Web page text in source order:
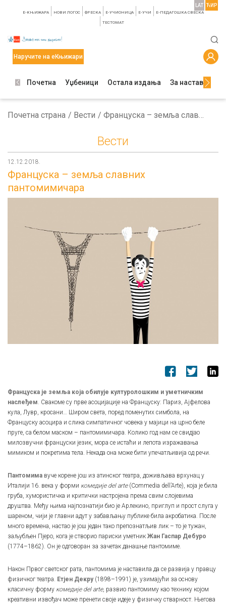
E-КЊИЖАРА НОВИ ЛОГОС ФРЕСКА E-УЧИОНИЦА E-УЧИ Е-ПЕДАГОШКА СВЕСКА
TЕСТОМАТ
LAT ЋИР
Наручите на еКњижари
Почетна Уџбеници Остала издања За наставнике
Почетна страна Вести Француска – земља славних пантомимичара
Вести
12.12.2018.
Француска – земља славних
пантомимичара
Француска је земља која обилује културолошким и уметничким
наслеђем. Свакоме су прве асоцијације на Француску: Париз, Ајфелова
кула, Лувр, кросани… Широм света, поред поменутих симбола, на
Француску асоцира и слика симпатичног човека у мајици на црно беле
пруге, са белом маском – пантомимичара. Колико год нам се свидјао
милозвучни француски језик, мора се истаћи и лепота изражавања
мимиком и покретима тела. Некада она може бити упечатљивија од речи.
Пантомима вуче корене још из атинског театра, доживљава врхунац у
Италији 16. века у форми комедије del arte(Commedia dell’Arte), која је била
груба, хумористичка и критички настројена према свим слојевима
друштва. Међу њима најпознатији био је Арлекино, приглуп и прост слуга у
шареном, чији је главни адут у забављању публике била акробатика. После
много времена, настао је још један тако препознатљив лик – то је тужан,
заљубљен Пјеро, кога је створио париски уметник Жан Гаспар Дебуро
(1774–1862). Он је одговоран за зачетак данашње пантомиме.
Након Првог светског рата, пантомима је наставила да се развија у правцу
физичког театра. Етјен Декру(1898–1991) је, узимајући за основу
класичну форму комедије del arte, развио пантомиму као технику којом
креативни извођач може пренети своје идеје у физичку стварност. Његова